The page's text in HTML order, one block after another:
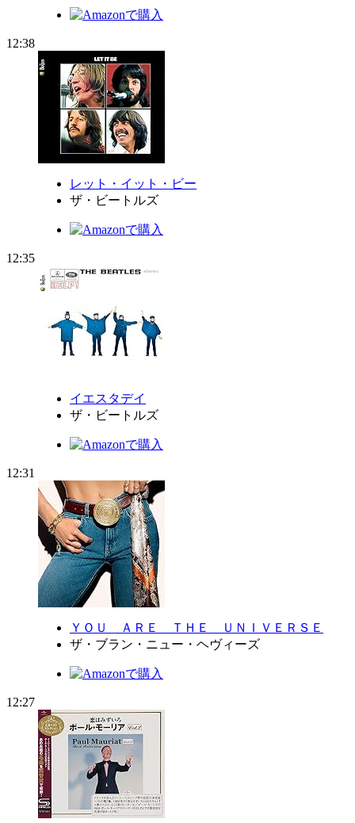
12:38
レット・イット・ビー
ザ・ビートルズ
12:35
イエスタデイ
ザ・ビートルズ
12:31
ＹＯＵ ＡＲＥ ＴＨＥ ＵＮＩＶＥＲＳＥ
ザ・ブラン・ニュー・ヘヴィーズ
12:27